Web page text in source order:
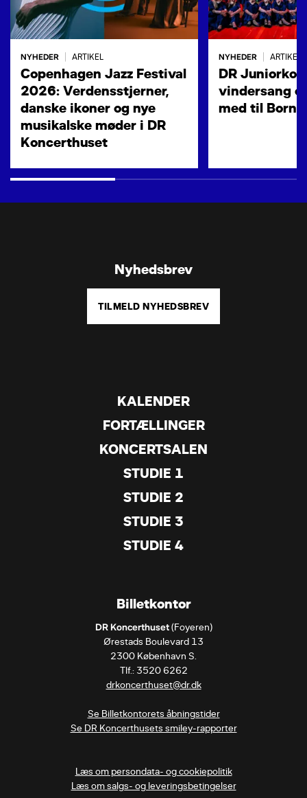
NYHEDER ARTIKEL
Copenhagen Jazz Festival
2026: Verdensstjerner,
danske ikoner og nye
musikalske møder i DR
Koncerthuset
NYHEDER ARTIKEL
DR
vindersang
med til
KALENDER
FORTÆLLINGER
KONCERTSALEN
STUDIE 1
STUDIE 2
STUDIE 3
STUDIE 4
Nyhedsbrev
TILMELD NYHEDSBREV
Billetkontor
DR Koncerthuset (Foyeren)
Ørestads Boulevard 13
2300 København S.
drkoncerthuset@dr.dk
Se Billetkontorets åbningstider
Se DR Koncerthusets smiley-rapporter
Læs om persondata- og cookiepolitik
Læs om salgs- og leveringsbetingelser